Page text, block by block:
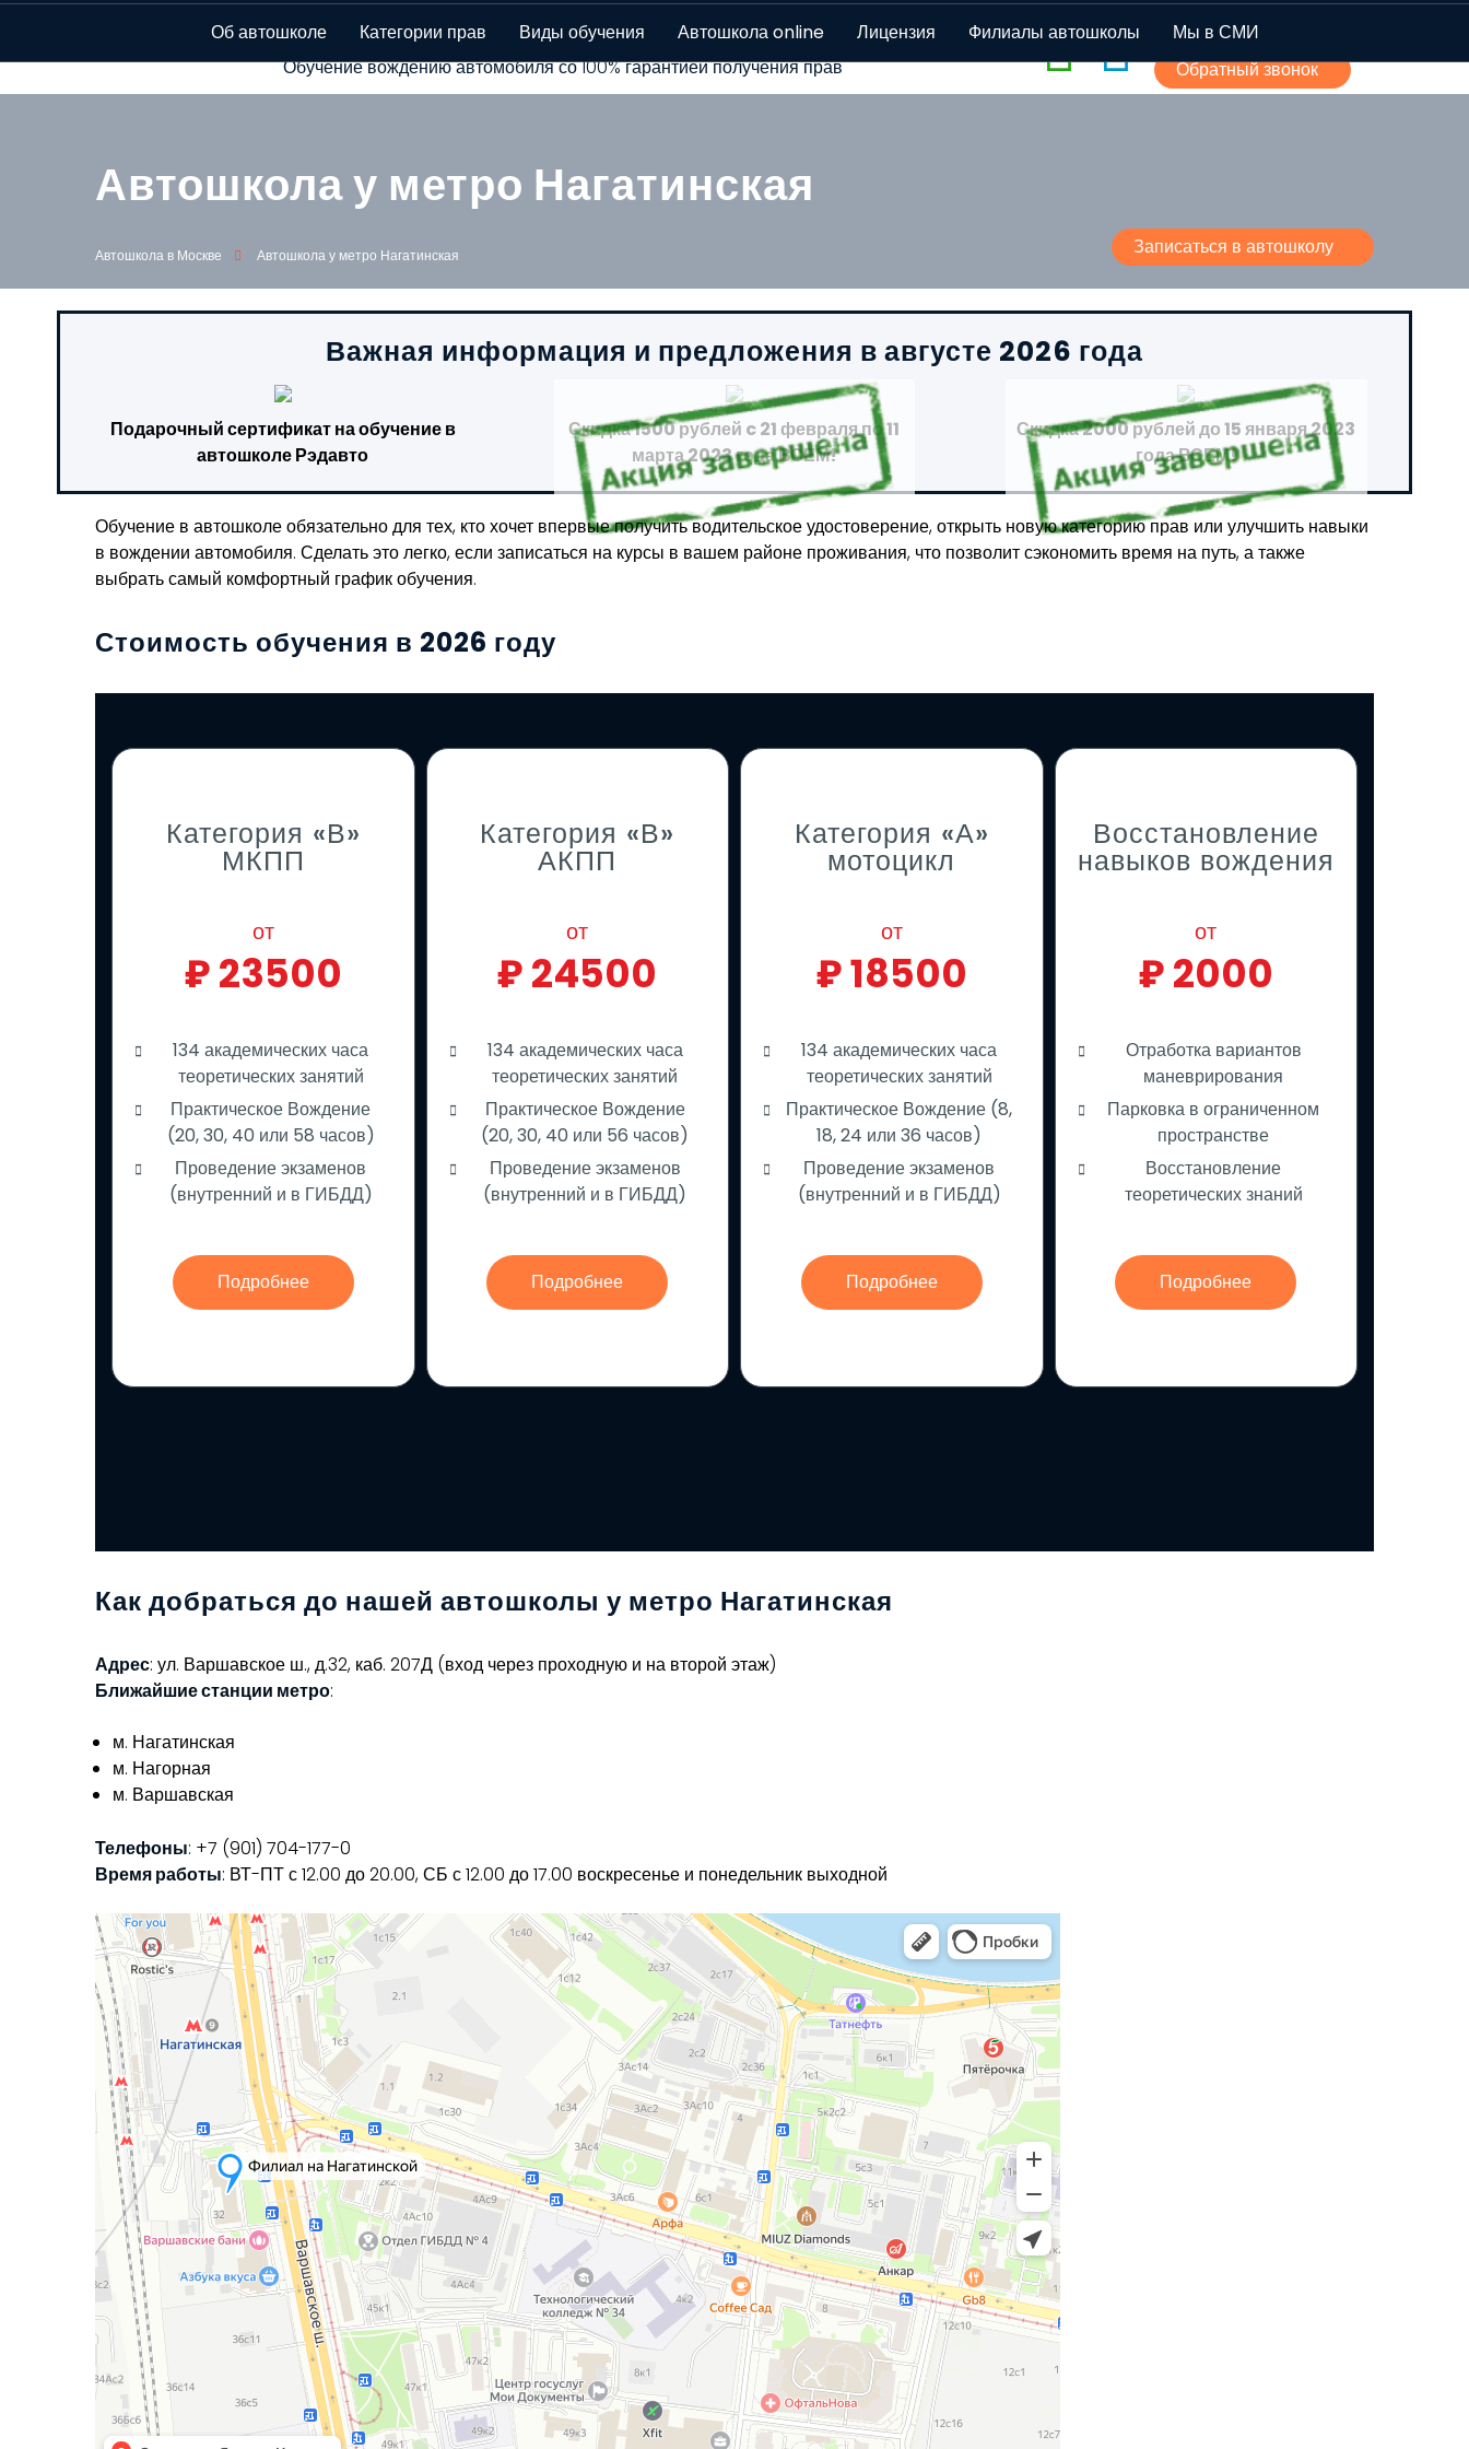
Автошкола в Москве - 8 филиалов!
Обучение вождению автомобиля со 100% гарантией получения прав
+7 (926) 40-45-177
Обратный звонок
Об автошколе Категории прав Виды обучения Автошкола online Лицензия Филиалы автошколы Мы в СМИ
Автошкола у метро Нагатинская
Автошкола в Москве Автошкола у метро Нагатинская Записаться в автошколу
Важная информация и предложения в августе 2026 года
Подарочный сертификат на обучение в
автошколе Рэдавто
Скидка 1500 рублей c 21 февраля по 11
марта 2023 года ВСЕМ!
Скидка 2000 рублей до 15 января 2023
года ВСЕМ!
Обучение в автошколе обязательно для тех, кто хочет впервые получить водительское удостоверение, открыть новую категорию прав или улучшить навыки
в вождении автомобиля. Сделать это легко, если записаться на курсы в вашем районе проживания, что позволит сэкономить время на путь, а также
выбрать самый комфортный график обучения.
Стоимость обучения в 2026 году
Категория «В»
МКПП
от
₽23500
134 академических часа
теоретических занятий
Практическое Вождение
(20, 30, 40 или 58 часов)
Проведение экзаменов
(внутренний и в ГИБДД)
Подробнее
Категория «В»
АКПП
от
₽24500
134 академических часа
теоретических занятий
Практическое Вождение
(20, 30, 40 или 56 часов)
Проведение экзаменов
(внутренний и в ГИБДД)
Подробнее
Категория «А»
мотоцикл
от
₽18500
134 академических часа
теоретических занятий
Практическое Вождение (8,
18, 24 или 36 часов)
Проведение экзаменов
(внутренний и в ГИБДД)
Подробнее
Восстановление
навыков вождения
от
₽2000
Отработка вариантов
маневрирования
Парковка в ограниченном
пространстве
Восстановление
теоретических знаний
Подробнее
Как добраться до нашей автошколы у метро Нагатинская
Адрес: ул. Варшавское ш., д.32, каб. 207Д (вход через проходную и на второй этаж)
Ближайшие станции метро:
м. Нагатинская
м. Нагорная
м. Варшавская
Телефоны: +7 (901) 704-177-0
Время работы: ВТ-ПТ с 12.00 до 20.00, СБ с 12.00 до 17.00 воскресенье и понедельник выходной